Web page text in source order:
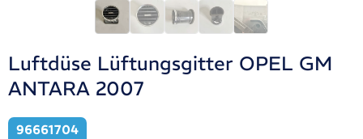
Luftdüse Lüftungsgitter OPEL GM
ANTARA 2007
96661704